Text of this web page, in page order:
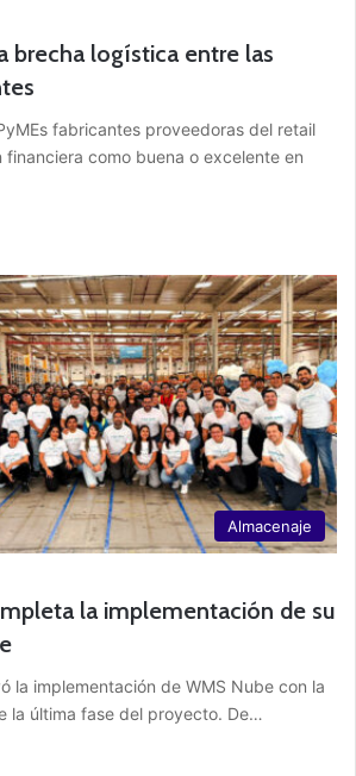
brecha logística entre las
fabricantes proveedoras del retail
como buena o excelente en
Almacenaje
la implementación de su
la implementación de WMS Nube con la
la última fase del proyecto. De…